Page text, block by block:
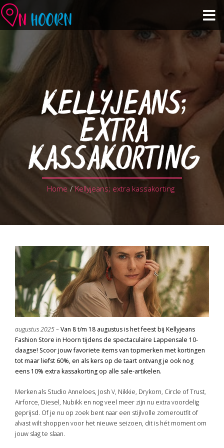
Zien & Doen
Winkelen & Horeca
Over Hoorn
Plan je bezoek
KELLYJEANS;
EXTRA
KASSAKORTING
Home / Kellyjeans; extra kassakorting
augustus 2025 –Van 8 t/m 18 augustus is het feest bij Kellyjeans
Fashion Store in Hoorn tijdens de spectaculaire Lappensale 10-
daagse! Scoor jouw favoriete items van topmerken met kortingen
tot maar liefst 60%, en als kers op de taart ontvang je ook nog
eens 10% extra kassakorting op alle sale-artikelen.
Merken als Studio Anneloes, Josh V, Nikkie, Drykorn, Circle of Trust,
Airforce, Diesel, Nubikk en nog veel meer zijn nu extra voordelig
geprijsd. Of je nu op zoek bent naar een stijlvolle zomeroutfit of
alvast wilt shoppen voor het nieuwe seizoen, dit is hét moment om
jouw slag te slaan.